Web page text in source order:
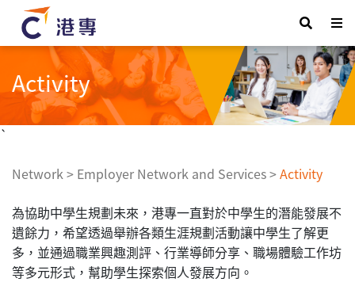
Activity
`
Network> Employer Network and Services>Activity
為協助中學生規劃未來，港專一直對於中學生的潛能發展不
遺餘力，希望透過舉辦各類生涯規劃活動讓中學生了解更
多，並通過職業興趣測評、行業導師分享、職場體驗工作坊
等多元形式，幫助學生探索個人發展方向。